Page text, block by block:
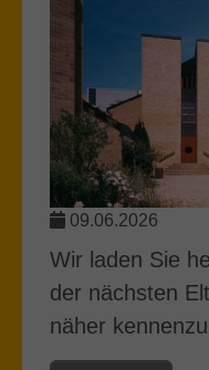
09.06.2026
Wir laden Sie
der nächsten
näher